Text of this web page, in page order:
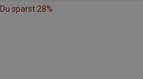
Du sparst 28%